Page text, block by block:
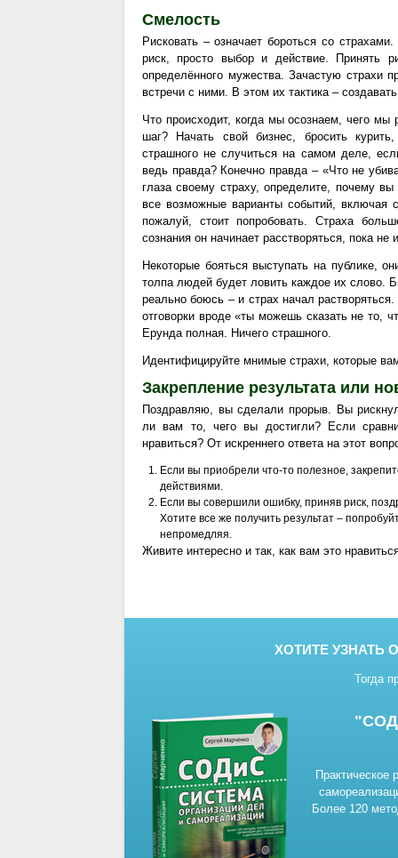
Смелость
Рисковать – означает бороться со
риск, просто выбор и действие. Принять
определённого мужества. Зачастую страхи
встречи с ними. В этом их тактика –
Что происходит, когда мы осознаем, чего
шаг? Начать свой бизнес, бросить
страшного не случиться на самом деле,
ведь правда? Конечно правда – «Что не
глаза своему страху, определите, почему
все возможные варианты событий, включая
пожалуй, стоит попробовать. Страха
сознания он начинает расстворяться, пока не
Некоторые бояться выступать на публике,
толпа людей будет ловить каждое их слово.
реально боюсь – и страх начал
отговорки вроде «ты можешь сказать не то,
Ерунда полная. Ничего страшного.
Идентифицируйте мнимые страхи, которые
Закрепление результата или
Поздравляю, вы сделали прорыв. Вы
ли вам то, чего вы достигли? Если
нравиться? От искреннего ответа на этот
Eсли вы приобрели что-то полезное,
действиями.
Если вы совершили ошибку, приняв риск,
Хотите все же получить результат –
непромедляя.
Живите интересно и так, как вам это
ХОТИТЕ УЗНАТЬ
Тогда
Практическое
Более 120